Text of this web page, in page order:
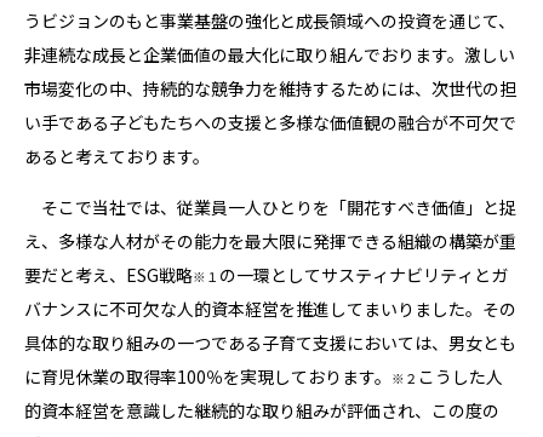
うビジョンのもと事業基盤の強化と成長領域への投資を通じて、
非連続な成長と企業価値の最大化に取り組んでおります。激しい
市場変化の中、持続的な競争力を維持するためには、次世代の担
い手である子どもたちへの支援と多様な価値観の融合が不可欠で
あると考えております。
そこで当社では、従業員一人ひとりを「開花すべき価値」と捉
え、多様な人材がその能力を最大限に発揮できる組織の構築が重
要だと考え、ESG戦略※１ の一環としてサスティナビリティとガ
バナンスに不可欠な人的資本経営を推進してまいりました。その
具体的な取り組みの一つである子育て支援においては、男女とも
に育児休業の取得率100％を実現しております。
※２ こうした人
的資本経営を意識した継続的な取り組みが評価され、この度の